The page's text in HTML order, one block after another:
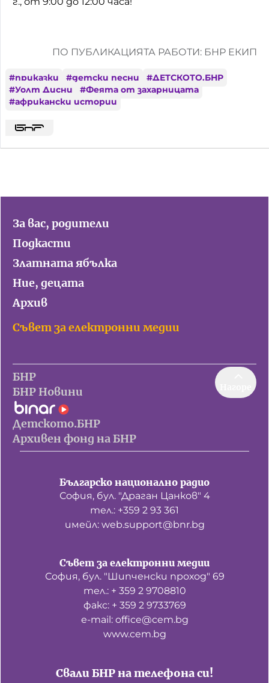
ПО ПУБЛИКАЦИЯТА РАБОТИ: БНР ЕКИП
#приказки #детски песни #ДЕТСКОТО.БНР
#Уолт Дисни #Феята от захарницата
#африкански истории
За вас, родители
Подкасти
Златната ябълка
Ние, децата
Архив
Съвет за електронни медии
БНР
БНР Новини
Детското.БНР
Архивен фонд на БНР
Българско национално радио
София, бул. "Драган Цанков" 4
тел.: +359 2 93 361
имейл: web.support@bnr.bg
Свали БНР на телефона си!
Съвет за електронни медии
София, бул. "Шипченски проход" 69
тел.: + 359 2 9708810
факс: + 359 2 9733769
е-mail: office@cem.bg
www.cem.bg